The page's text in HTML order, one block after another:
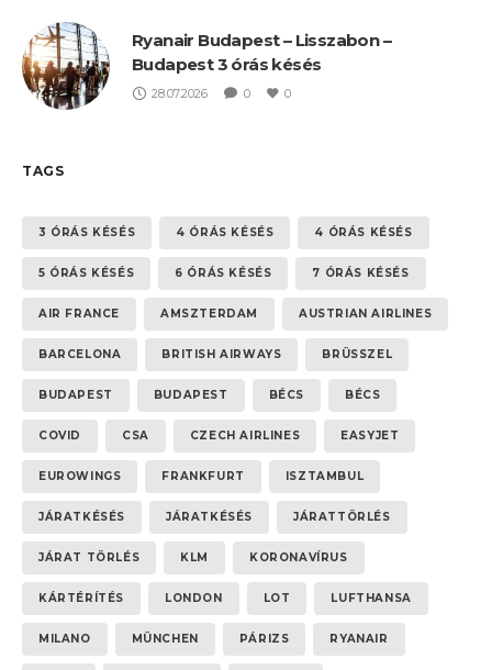
Ryanair Budapest – Lisszabon –
Budapest 3 órás késés
28.07.2026 0 0
TAGS
3 ÓRÁS KÉSÉS 4 ÓRÁS KÉSÉS 4 ÓRÁS KÉSÉS
5 ÓRÁS KÉSÉS 6 ÓRÁS KÉSÉS 7 ÓRÁS KÉSÉS
AIR FRANCE AMSZTERDAM AUSTRIAN AIRLINES
BARCELONA BRITISH AIRWAYS BRÜSSZEL
BUDAPEST BUDAPEST BÉCS BÉCS
COVID CSA CZECH AIRLINES EASYJET
EUROWINGS FRANKFURT ISZTAMBUL
JÁRATKÉSÉS JÁRATKÉSÉS JÁRATTÖRLÉS
JÁRAT TÖRLÉS KLM KORONAVÍRUS
KÁRTÉRÍTÉS LONDON LOT LUFTHANSA
MILANO MÜNCHEN PÁRIZS RYANAIR